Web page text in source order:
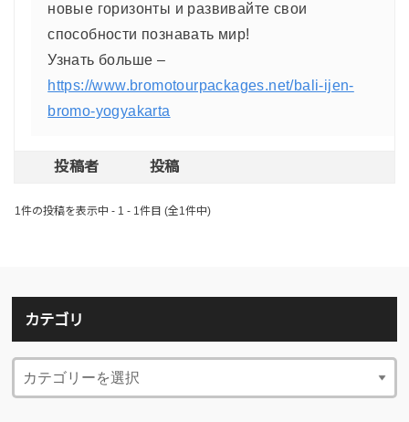
новые горизонты и развивайте свои
способности познавать мир!
Узнать больше –
https://www.bromotourpackages.net/bali-ijen-
bromo-yogyakarta
投稿者 投稿
1件の投稿を表示中 - 1 - 1件目 (全1件中)
カテゴリ